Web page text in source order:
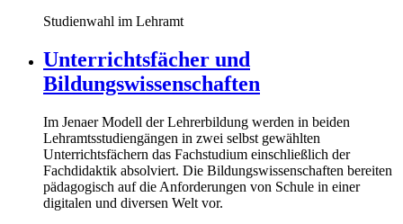
Studienwahl im Lehramt
Unterrichtsfächer und
Bildungswissenschaften
Im Jenaer Modell der Lehrerbildung werden in beiden
Lehramtsstudiengängen in zwei selbst gewählten
Unterrichtsfächern das Fachstudium einschließlich der
Fachdidaktik absolviert. Die Bildungswissenschaften bereiten
pädagogisch auf die Anforderungen von Schule in einer
digitalen und diversen Welt vor.